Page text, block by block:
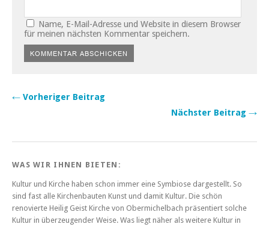
Name, E-Mail-Adresse und Website in diesem Browser
für meinen nächsten Kommentar speichern.
← Vorheriger Beitrag
Nächster Beitrag →
WAS WIR IHNEN BIETEN:
Kultur und Kirche haben schon immer eine Symbiose dargestellt. So
sind fast alle Kirchenbauten Kunst und damit Kultur. Die schön
renovierte Heilig Geist Kirche von Obermichelbach präsentiert solche
Kultur in überzeugender Weise. Was liegt näher als weitere Kultur in